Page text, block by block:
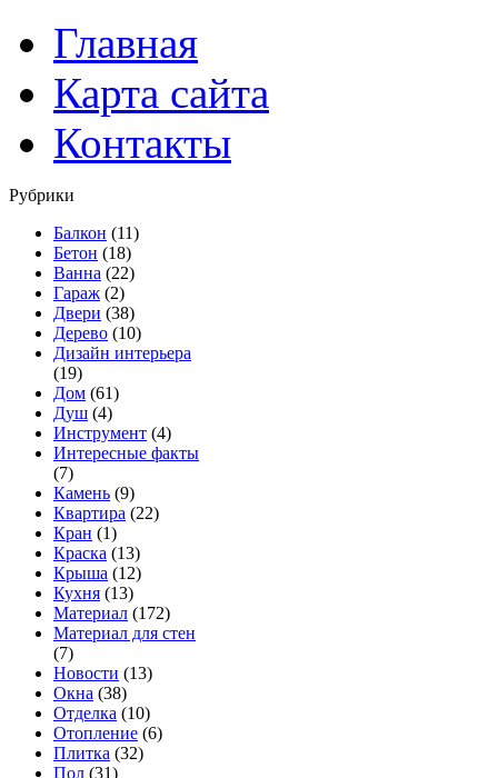
Главная
Карта сайта
Контакты
Рубрики
Балкон (11)
Бетон (18)
Ванна (22)
Гараж (2)
Двери (38)
Дерево (10)
Дизайн интерьера
(19)
Дом (61)
Душ (4)
Инструмент (4)
Интересные факты
(7)
Камень (9)
Квартира (22)
Кран (1)
Краска (13)
Крыша (12)
Кухня (13)
Материал (172)
Материал для стен
(7)
Новости (13)
Окна (38)
Отделка (10)
Отопление (6)
Плитка (32)
Пол (31)